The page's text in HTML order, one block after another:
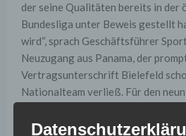
der seine Qualitäten bereits in der
Bundesliga unter Beweis gestellt
wird“, sprach Geschäftsführer
Neuzugang aus Panama, der
Vertragsunterschrift Bielefeld
Nationalteam verließ. Für den
Rica, Jamaika sowie Mexiko weiter.